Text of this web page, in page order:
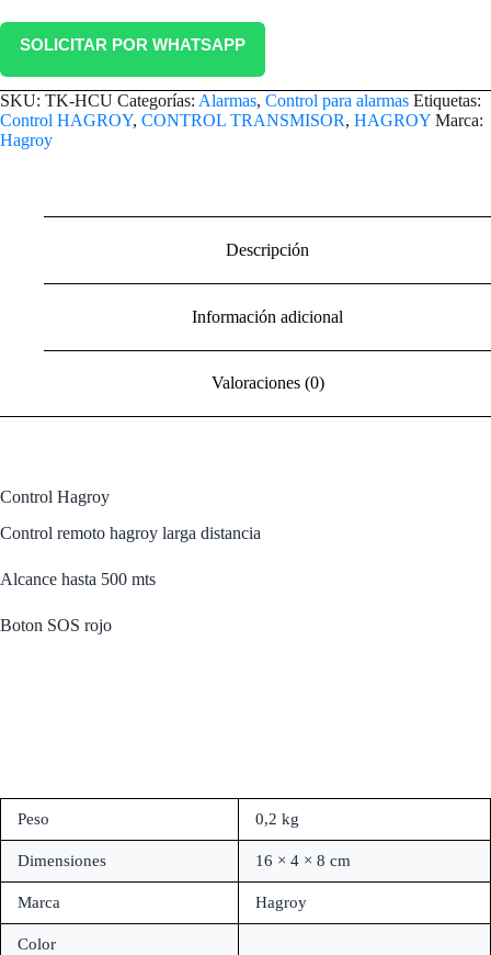
SOLICITAR POR WHATSAPP
SKU: TK-HCU Categorías: Alarmas, Control para alarmas Etiquetas:
Control HAGROY, CONTROL TRANSMISOR, HAGROY Marca:
Hagroy
Descripción
Información adicional
Valoraciones (0)
Control Hagroy
Control remoto hagroy larga distancia
Alcance hasta 500 mts
Boton SOS rojo
Peso 0,2 kg
Dimensiones 16 × 4 × 8 cm
Marca Hagroy
Color